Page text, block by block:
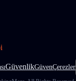
GüvenlikGüvenÇerezler